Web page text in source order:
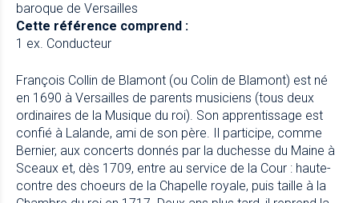
baroque de Versailles
Cette référence comprend :
1 ex. Conducteur
François Collin de Blamont (ou Colin de Blamont) est né
en 1690 à Versailles de parents musiciens (tous deux
ordinaires de la Musique du roi). Son apprentissage est
confié à Lalande, ami de son père. Il participe, comme
Bernier, aux concerts donnés par la duchesse du Maine à
Sceaux et, dès 1709, entre au service de la Cour : haute-
contre des choeurs de la Chapelle royale, puis taille à la